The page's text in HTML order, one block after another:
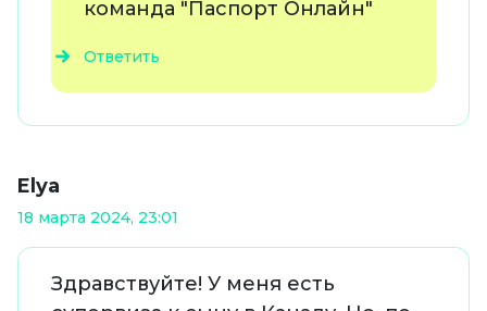
команда "Паспорт Онлайн"
Ответить
Elya
18 марта 2024, 23:01
Здравствуйте! У меня есть